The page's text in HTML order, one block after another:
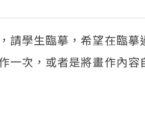
請學生臨摹，希望在臨
一次，或者是將畫作內容